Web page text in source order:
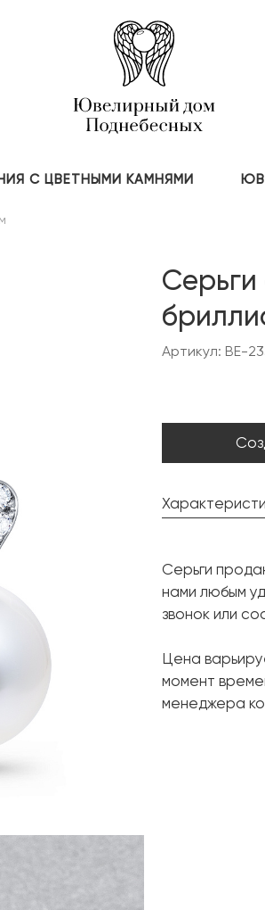
С ЦВЕТНЫМИ КАМНЯМИ
Артикул: BE-
Форма:
Бриллиант:
Металл:
Серьги
нами любым
звонок или
Цена
момент
менеджера